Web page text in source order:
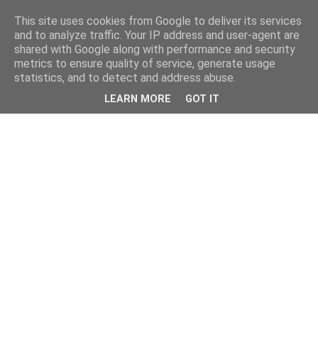
This site uses cookies from Google to deliver its services
and to analyze traffic. Your IP address and user-agent are
shared with Google along with performance and security
metrics to ensure quality of service, generate usage
statistics, and to detect and address abuse.
LEARN MORE GOT IT